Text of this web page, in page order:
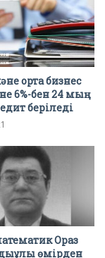
орта бизнес
6%-бен 24 мың
беріледі
Ораз
өмірден